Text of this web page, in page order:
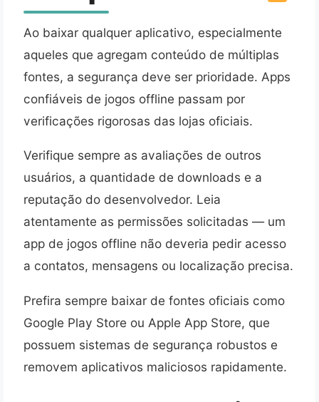
Ao baixar qualquer aplicativo, especialmente
aqueles que agregam conteúdo de múltiplas
fontes, a segurança deve ser prioridade. Apps
confiáveis de jogos offline passam por
verificações rigorosas das lojas oficiais.
Verifique sempre as avaliações de outros
usuários, a quantidade de downloads e a
reputação do desenvolvedor. Leia
atentamente as permissões solicitadas — um
app de jogos offline não deveria pedir acesso
a contatos, mensagens ou localização precisa.
Prefira sempre baixar de fontes oficiais como
Google Play Store ou Apple App Store, que
possuem sistemas de segurança robustos e
removem aplicativos maliciosos rapidamente.